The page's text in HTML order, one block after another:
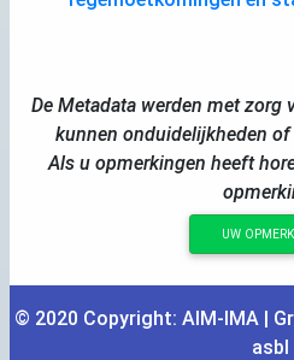
De Metadata werden met zorg
kunnen onduidelijkheden
Als u opmerkingen heeft
UW
© 2020 Copyright: AIM-IMA|
asbl